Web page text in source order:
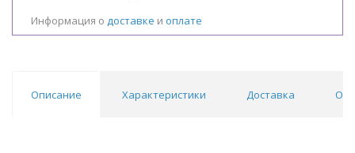
Информация о доставке и оплате
Описание Характеристики Доставка